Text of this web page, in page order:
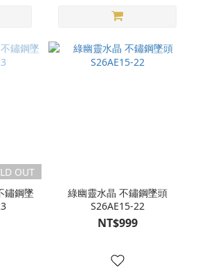
OUT
鏽鋼墜
綠幽靈水晶 不鏽鋼墜頭
S26AE15-22
NT$999